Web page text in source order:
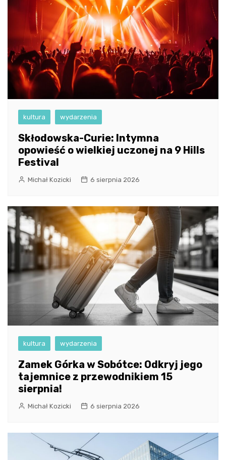
kultura wydarzenia
Skłodowska-Curie: Intymna
opowieść o wielkiej uczonej na 9 Hills
Festival
Michał Kozicki 6 sierpnia 2026
kultura wydarzenia
Zamek Górka w Sobótce: Odkryj jego
tajemnice z przewodnikiem 15
sierpnia!
Michał Kozicki 6 sierpnia 2026